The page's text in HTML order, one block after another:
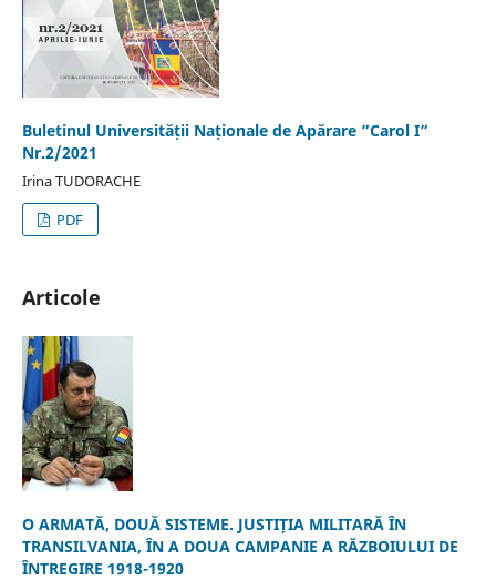
Buletinul Universității Naționale de Apărare ”Carol I”
Nr.2/2021
Irina TUDORACHE
PDF
Articole
O ARMATĂ, DOUĂ SISTEME. JUSTIȚIA MILITARĂ ÎN
TRANSILVANIA, ÎN A DOUA CAMPANIE A RĂZBOIULUI DE
ÎNTREGIRE 1918-1920